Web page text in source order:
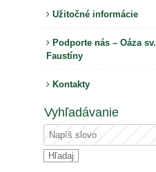
Užitočné informácie
Podporte nás – Oáza sv.
Faustíny
Kontakty
Vyhľadávanie